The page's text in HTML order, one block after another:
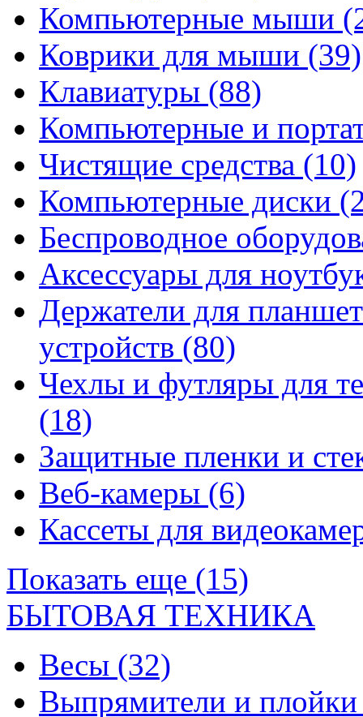
Компьютерные мыши
Коврики для мыши (39)
Клавиатуры (88)
Компьютерные и
Чистящие средства (10)
Компьютерные диски
Беспроводное
Аксессуары для
Держатели для
устройств (80)
Чехлы и футляры для
(18)
Защитные пленки и
Веб-камеры (6)
Кассеты для
Показать еще (15)
БЫТОВАЯ ТЕХНИКА
Весы (32)
Выпрямители и